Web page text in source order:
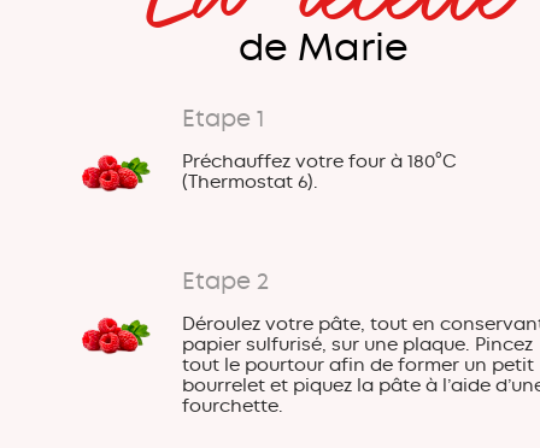
de Marie
Etape 1
Préchauffez votre four à 180°C
(Thermostat 6).
Etape 2
Déroulez votre pâte, tout en
papier sulfurisé, sur une plaque. Pincez
tout le pourtour afin de former un petit
bourrelet et piquez la pâte à l’aide
fourchette.